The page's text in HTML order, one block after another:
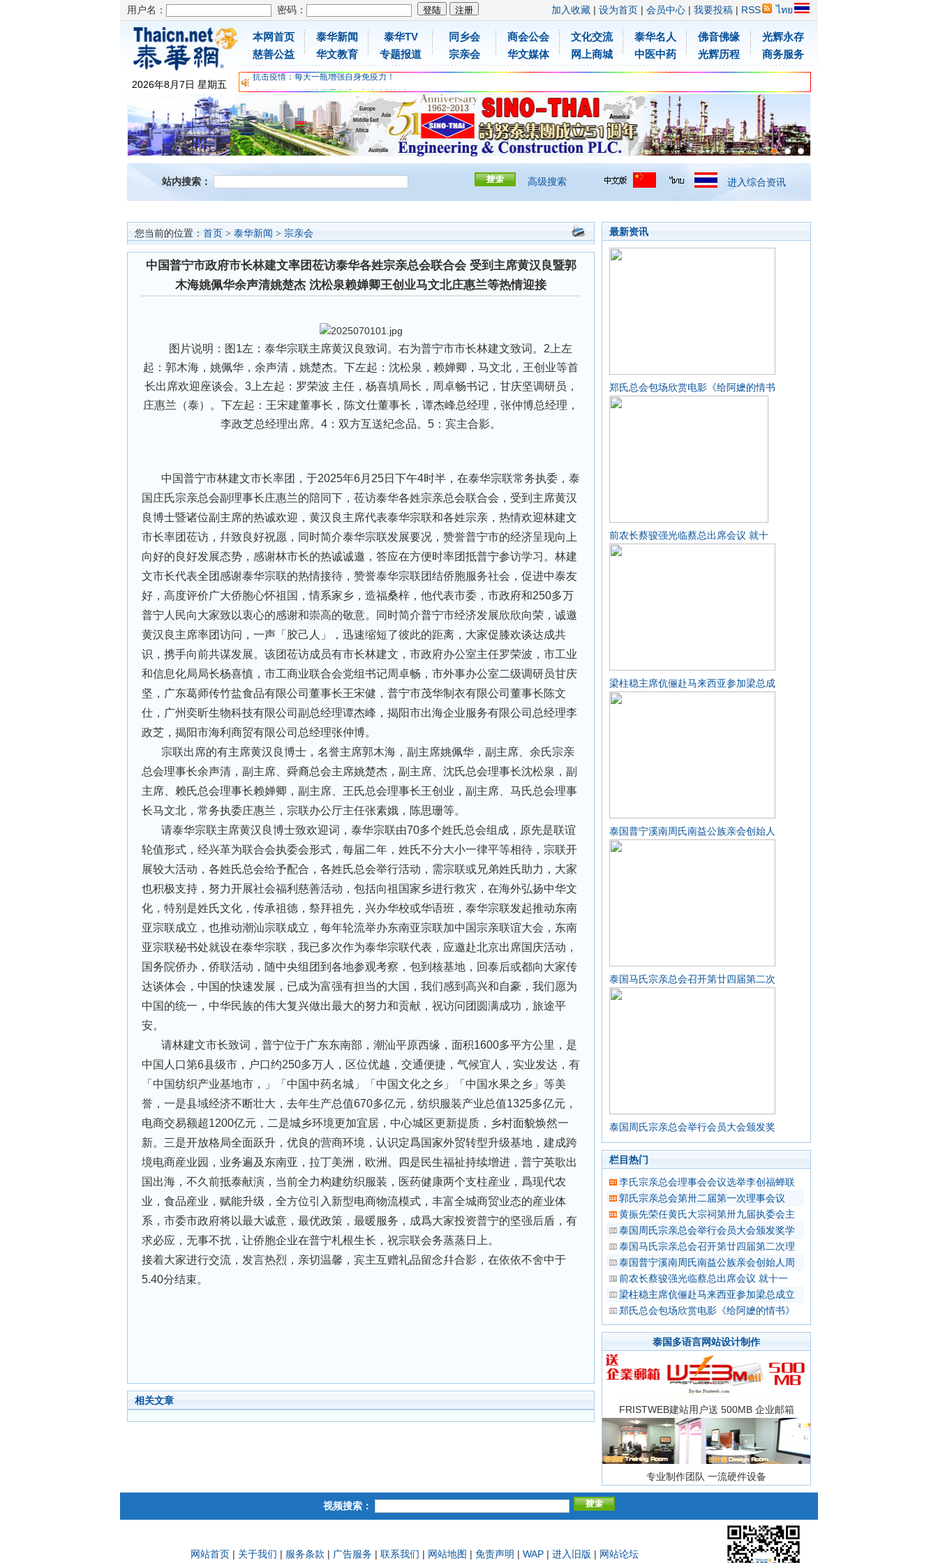
用户名： 密码： 加入收藏 | 设为首页 | 会员中心 | 我要投稿 | RSS ไทย
2026年8月7日 星期五
本网首页
慈善公益
泰华新闻
华文教育
泰华TV
专题报道
同乡会
宗亲会
商会公会
华文媒体
文化交流
网上商城
泰华名人
中医中药
佛音佛缘
光辉历程
光辉永存
商务服务
为时不晚，人体胶原蛋白维C应该这样补充
关爱儿童健康，免费领取日本原装尤妮佳超立体儿童防飞沫口罩
抗击疫情：每天一瓶增强自身免疫力！
为时不晚，人体胶原蛋白维C应该这样补充
关爱儿童健康，免费领取日本原装尤妮佳超立体儿童防飞沫口罩
抗击疫情：每天一瓶增强自身免疫力！
站内搜索： 高级搜索 进入综合资讯
您当前的位置： 首页 > 泰华新闻 > 宗亲会
中国普宁市政府市长林建文率团莅访泰华各姓宗亲总会联合会 受到主席黄汉良暨郭
木海姚佩华余声清姚楚杰 沈松泉赖婵卿王创业马文北庄惠兰等热情迎接
图片说明：图1左：泰华宗联主席黄汉良致词。右为普宁市市长林建文致词。2上左
起：郭木海，姚佩华，余声清，姚楚杰。下左起：沈松泉，赖婵卿，马文北，王创业等首
长出席欢迎座谈会。3上左起：罗荣波 主任，杨喜填局长，周卓畅书记，甘庆坚调研员，
庄惠兰（泰）。下左起：王宋建董事长，陈文仕董事长，谭杰峰总经理，张仲博总经理，
李政芝总经理出席。4：双方互送纪念品。5：宾主合影。
中国普宁市林建文市长率团，于2025年6月25日下午4时半，在泰华宗联常务执委，泰
国庄氏宗亲总会副理事长庄惠兰的陪同下，莅访泰华各姓宗亲总会联合会，受到主席黄汉
良博士暨诸位副主席的热诚欢迎，黄汉良主席代表泰华宗联和各姓宗亲，热情欢迎林建文
市长率团莅访，幷致良好祝愿，同时简介泰华宗联发展要况，赞誉普宁市的经济呈现向上
向好的良好发展态势，感谢林市长的热诚诚邀，答应在方便时率团抵普宁参访学习。林建
文市长代表全团感谢泰华宗联的热情接待，赞誉泰华宗联团结侨胞服务社会，促进中泰友
好，高度评价广大侨胞心怀祖国，情系家乡，造福桑梓，他代表市委，市政府和250多万
普宁人民向大家致以衷心的感谢和崇高的敬意。同时简介普宁市经济发展欣欣向荣，诚邀
黄汉良主席率团访问，一声「胶己人」，迅速缩短了彼此的距离，大家促膝欢谈达成共
识，携手向前共谋发展。该团莅访成员有市长林建文，市政府办公室主任罗荣波，市工业
和信息化局局长杨喜慎，市工商业联合会党组书记周卓畅，市外事办公室二级调研员甘庆
坚，广东葛师传竹盐食品有限公司董事长王宋健，普宁市茂华制衣有限公司董事长陈文
仕，广州奕昕生物科技有限公司副总经理谭杰峰，揭阳市出海企业服务有限公司总经理李
政芝，揭阳市海利商贸有限公司总经理张仲博。
宗联出席的有主席黄汉良博士，名誉主席郭木海，副主席姚佩华，副主席、余氏宗亲
总会理事长余声清，副主席、舜裔总会主席姚楚杰，副主席、沈氏总会理事长沈松泉，副
主席、赖氏总会理事长赖婵卿，副主席、王氏总会理事长王创业，副主席、马氏总会理事
长马文北，常务执委庄惠兰，宗联办公厅主任张素娥，陈思珊等。
请泰华宗联主席黄汉良博士致欢迎词，泰华宗联由70多个姓氏总会组成，原先是联谊
轮值形式，经兴革为联合会执委会形式，每届二年，姓氏不分大小一律平等相待，宗联开
展较大活动，各姓氏总会给予配合，各姓氏总会举行活动，需宗联或兄弟姓氏助力，大家
也积极支持，努力开展社会福利慈善活动，包括向祖国家乡进行救灾，在海外弘扬中华文
化，特别是姓氏文化，传承祖德，祭拜祖先，兴办华校或华语班，泰华宗联发起推动东南
亚宗联成立，也推动潮汕宗联成立，每年轮流举办东南亚宗联加中国宗亲联谊大会，东南
亚宗联秘书处就设在泰华宗联，我已多次作为泰华宗联代表，应邀赴北京出席国庆活动，
国务院侨办，侨联活动，随中央组团到各地参观考察，包到核基地，回泰后或都向大家传
达谈体会，中国的快速发展，已成为富强有担当的大国，我们感到高兴和自豪，我们愿为
中国的统一，中华民族的伟大复兴做出最大的努力和贡献，祝访问团圆满成功，旅途平
安。
请林建文市长致词，普宁位于广东东南部，潮汕平原西缘，面积1600多平方公里，是
中国人口第6县级市，户口约250多万人，区位优越，交通便捷，气候宜人，实业发达，有
「中国纺织产业基地市，」「中国中药名城」「中国文化之乡」「中国水果之乡」等美
誉，一是县域经济不断壮大，去年生产总值670多亿元，纺织服装产业总值1325多亿元，
电商交易额超1200亿元，二是城乡环境更加宜居，中心城区更新提质，乡村面貌焕然一
新。三是开放格局全面跃升，优良的营商环境，认识定爲国家外贸转型升级基地，建成跨
境电商産业园，业务遍及东南亚，拉丁美洲，欧洲。四是民生福祉持续增进，普宁英歌出
国出海，不久前抵泰献演，当前全力构建纺织服装，医药健康两个支柱産业，爲现代农
业，食品産业，赋能升级，全方位引入新型电商物流模式，丰富全城商贸业态的産业体
系，市委市政府将以最大诚意，最优政策，最暖服务，成爲大家投资普宁的坚强后盾，有
求必应，无事不扰，让侨胞企业在普宁札根生长，祝宗联会务蒸蒸日上。
接着大家进行交流，发言热烈，亲切温馨，宾主互赠礼品留念幷合影，在依依不舍中于
5.40分结束。
相关文章
最新资讯
郑氏总会包场欣赏电影《给阿嬷的情书
前农长蔡骏强光临蔡总出席会议 就十
梁柱稳主席伉俪赴马来西亚参加梁总成
泰国普宁溪南周氏南益公族亲会创始人
泰国马氏宗亲总会召开第廿四届第二次
泰国周氏宗亲总会举行会员大会颁发奖
栏目热门
李氏宗亲总会理事会会议选举李创福蝉联
郭氏宗亲总会第卅二届第一次理事会议
黄振先荣任黄氏大宗祠第卅九届执委会主
泰国周氏宗亲总会举行会员大会颁发奖学
泰国马氏宗亲总会召开第廿四届第二次理
泰国普宁溪南周氏南益公族亲会创始人周
前农长蔡骏强光临蔡总出席会议 就十一
梁柱稳主席伉俪赴马来西亚参加梁总成立
郑氏总会包场欣赏电影《给阿嬷的情书》
泰国多语言网站设计制作
FRISTWEB建站用户送 500MB 企业邮箱
专业制作团队 一流硬件设备
视频搜索：
网站首页 | 关于我们 | 服务条款 | 广告服务 | 联系我们 | 网站地图 | 免责声明 | WAP | 进入旧版 | 网站论坛